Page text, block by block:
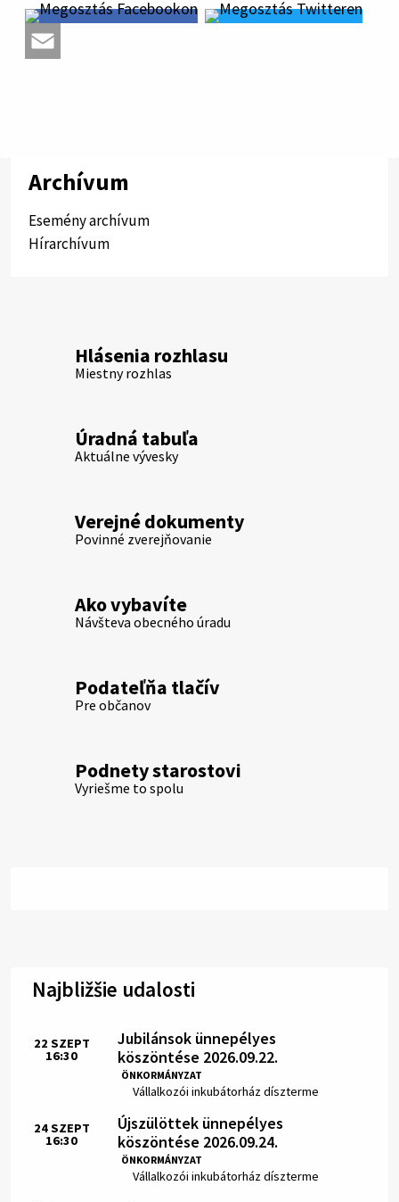
Archívum
Esemény archívum
Hírarchívum
Hlásenia rozhlasu
Miestny rozhlas
Úradná tabuľa
Aktuálne vývesky
Verejné dokumenty
Povinné zverejňovanie
Ako vybavíte
Návšteva obecného úradu
Podateľňa tlačív
Pre občanov
Podnety starostovi
Vyriešme to spolu
Najbližšie udalosti
Jubilánsok ünnepélyes
köszöntése 2026.09.22.
ÖNKORMÁNYZAT
Hely:
Vállalkozói inkubátorház díszterme
Idő:
22 SZEPT
16:30
Újszülöttek ünnepélyes
köszöntése 2026.09.24.
ÖNKORMÁNYZAT
Hely:
Vállalkozói inkubátorház díszterme
Idő:
24SZEPT
16:30